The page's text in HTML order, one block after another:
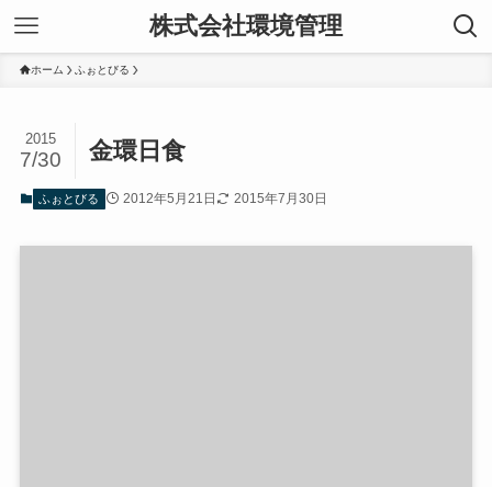
株式会社環境管理
ホーム ふぉとびる
金環日食
2015
7/30
ふぉとびる 2012年5月21日 2015年7月30日